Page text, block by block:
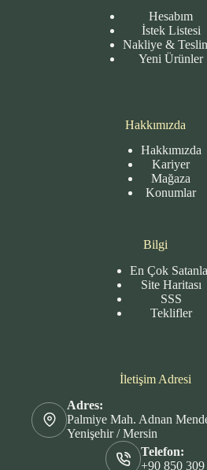
Hesabım
İstek Listesi
Nakliye &
Yeni Ürünler
Hakkımızda
Hakkımızda
Kariyer
Mağaza
Konumlar
Bilgi
En Çok
Site Haritası
SSS
Teklifler
İletişim Adresi
Adres:
Palmiye Mah. Adnan
Yenişehir / Mersin
Telefon:
+90 850